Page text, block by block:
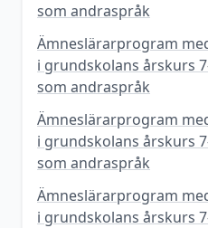
som andraspråk
Ämneslärarprogram
i grundskolans årskurs
som andraspråk
Ämneslärarprogram
i grundskolans årskurs
som andraspråk
Ämneslärarprogram
i grundskolans årskurs